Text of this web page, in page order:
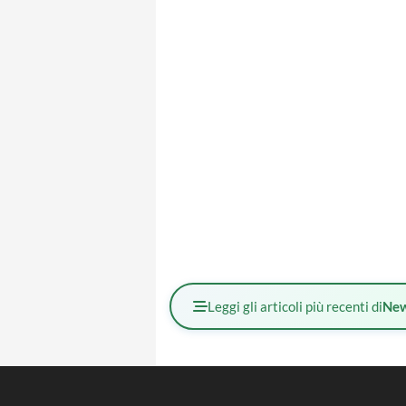
Leggi gli articoli più recenti di